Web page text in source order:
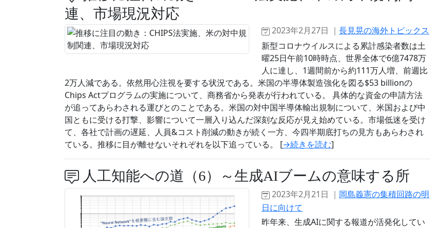
連、市場現況対応
2023年2月27日 ｜ 長見晃の海外トピックス
新型コロナウイルスによる累計感染者数は土
曜25日午前10時時点、世界全体で6億7478万
人に達し、1週間前から約111万人増、前週比
2万人減である。依然用心注視を要する状況である。米国の半導体製造強化を図る$53 billionの
Chips Actプログラムの実施について、商務省から発表が行われている。 具体的な資金の申請方法
が追ってあらわされる運びとのことである。米国の対中国半導体輸出規制について、米国および中
国ともに受ける打撃、影響について一層入り込んだ深刻な反応が見え始めている。市場低迷を受け
て、各社で計画の遅延、人員&コスト削減の動きが続く一方、今四半期底打ちの見方もあらわされ
ている。推移に目が離せないそれぞれを以下追っている。 [→続きを読む]
人工知能への道（6）～生成AIブームの意味する所
2023年2月21日 ｜ 岡島義憲の集積回路の明
日に向けて
昨年来、生成AIに関する報道が活発化してい